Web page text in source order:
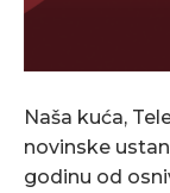
Naša kuća,
novinske
godinu od